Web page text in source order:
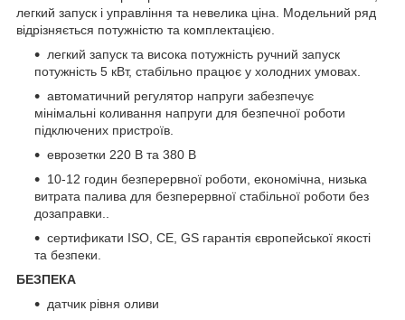
легкий запуск і управління та невелика ціна. Модельний ряд
відрізняється потужністю та комплектацією.
легкий запуск та висока потужність ручний запуск
потужність 5 кВт, стабільно працює у холодних умовах.
автоматичний регулятор напруги забезпечує
мінімальні коливання напруги для безпечної роботи
підключених пристроїв.
еврозетки 220 В та 380 В
10-12 годин безперервної роботи, економічна, низька
витрата палива для безперервної стабільної роботи без
дозаправки..
сертификати ISO, CE, GS гарантія європейської якості
та безпеки.
БЕЗПЕКА
датчик рівня оливи